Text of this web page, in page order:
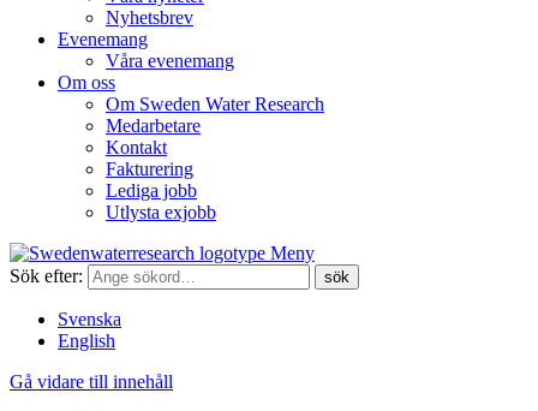
Nyhetsbrev
Evenemang
Våra evenemang
Om oss
Om Sweden Water Research
Medarbetare
Kontakt
Fakturering
Lediga jobb
Utlysta exjobb
Meny
Sök efter:
Svenska
English
Gå vidare till innehåll